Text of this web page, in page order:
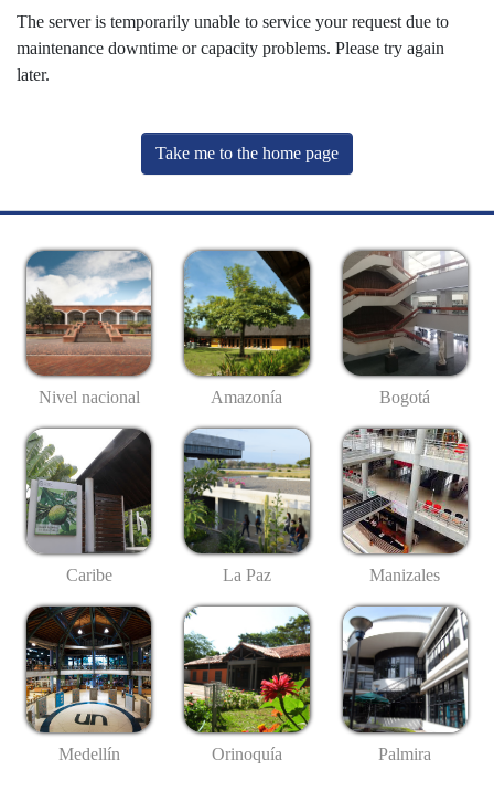
The server is temporarily unable to service your request due to
maintenance downtime or capacity problems. Please try again
later.
Take me to the home page
Nivel nacional Amazonía Bogotá
Caribe La Paz Manizales
Medellín Orinoquía Palmira